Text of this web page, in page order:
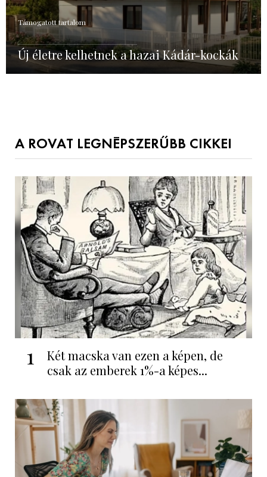
Támogatott tartalom
Új életre kelhetnek a hazai Kádár-kockák
A ROVAT LEGNÉPSZERŰBB CIKKEI
1
Két macska van ezen a képen, de
csak az emberek 1%-a képes...